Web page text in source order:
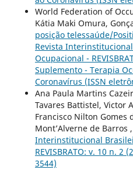
World Federation of
Kátia Maki Omura,
posição telessaúde/
Revista
Ocupacional -
Suplemento - Terapia
Coronavírus (ISSN
Ana Paula Martins
Tavares Battistel, Victor
Francisco Nilton Gomes
Mont’Alverne de Barros ,
Interinstitucional
REVISBRATO: v. 10 n. 2
3544)